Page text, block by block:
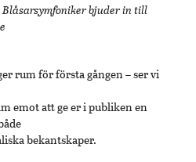
bjuder in till
rum för första gången – ser vi
emot att ge er i publiken en
bekantskaper.